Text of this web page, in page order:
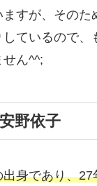
ますが、そのた
ているので、
せん^^;
野依子
身であり、